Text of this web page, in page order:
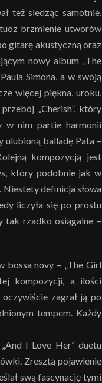
też siedząc samotnie,
brzmienie utworów
gitarę akustyczną oraz
nowy album „The
Simona, a w swoją
więcej piękna, uroku,
„Cherish”, który
w nim partie harmonii
ulubioną balladę Pata –
kompozycją jest
który podobnie jak w
definicja słowa
liczyła się po prostu
tak rzadko osiągalne –
bossa novy – „The Girl
kompozycji, a ilości
zagrał ją po
tempem. Każdy
I Love Her” duetu
Zresztą pojawienie
swą fascynację tymi